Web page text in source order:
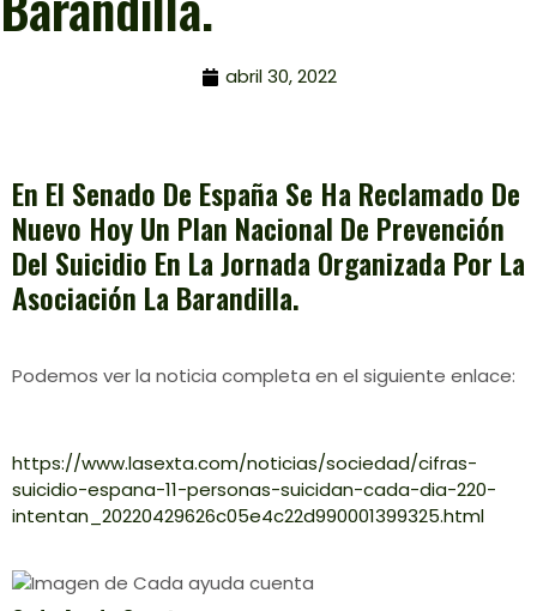
abril 30, 2022
En El Senado De España Se Ha Reclamado De
Nuevo Hoy Un Plan Nacional De Prevención
Del Suicidio En La Jornada Organizada Por La
Asociación La Barandilla.
Podemos ver la noticia completa en el siguiente enlace:
https://www.lasexta.com/noticias/sociedad/cifras-
suicidio-espana-11-personas-suicidan-cada-dia-220-
intentan_20220429626c05e4c22d990001399325.html